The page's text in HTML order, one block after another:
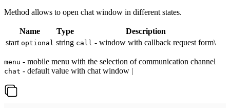
Method allows to open chat window in different states.
Name Type
Description
start optional string call - window with callback request form\
menu - mobile menu with the selection of communication channel
chat - default value with chat window |